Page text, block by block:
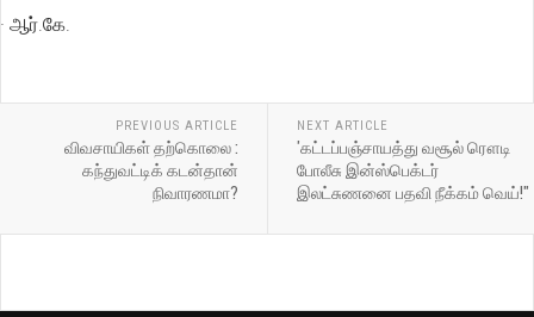
· ஆர்.கே.
PREVIOUS ARTICLE
விவசாயிகள் தற்கொலை :
கந்துவட்டிக் கடன்தான்
நிவாரணமா?
NEXT ARTICLE
'கட்டப்பஞ்சாயத்து வசூல் ரௌடி
போலீசு இன்ஸ்பெக்டர்
இலட்சுணனை பதவி நீக்கம் வெய்!"